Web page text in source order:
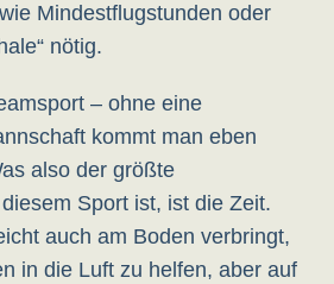
Mindestflugstunden oder
nötig.
– ohne eine
kommt man eben
also der größte
Sport ist, ist die Zeit.
auch am Boden verbringt,
in die Luft zu helfen, aber auf